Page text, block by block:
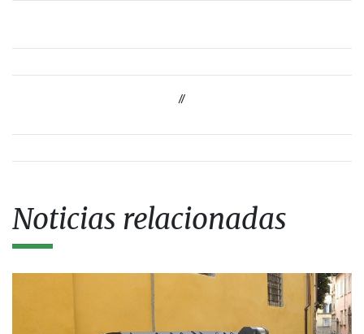
//
Noticias relacionadas